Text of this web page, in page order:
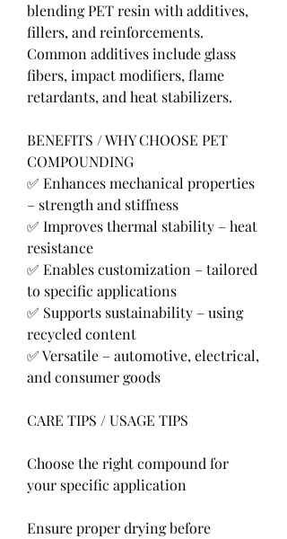
blending PET resin with additives,
fillers, and reinforcements.
Common additives include glass
fibers, impact modifiers, flame
retardants, and heat stabilizers.
BENEFITS / WHY CHOOSE PET
COMPOUNDING
✅ Enhances mechanical properties
– strength and stiffness
✅ Improves thermal stability – heat
resistance
✅ Enables customization – tailored
to specific applications
✅ Supports sustainability – using
recycled content
✅ Versatile – automotive, electrical,
and consumer goods
CARE TIPS / USAGE TIPS
Choose the right compound for
your specific application
Ensure proper drying before